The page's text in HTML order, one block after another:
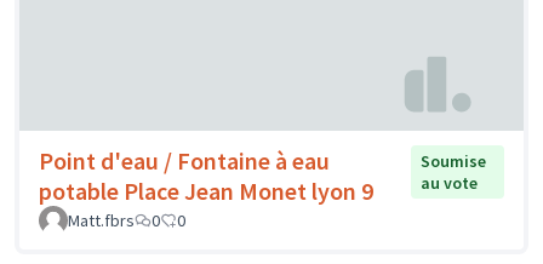
Point d'eau / Fontaine à eau
potable Place Jean Monet lyon 9
Soumise
au vote
Matt.fbrs
0 0